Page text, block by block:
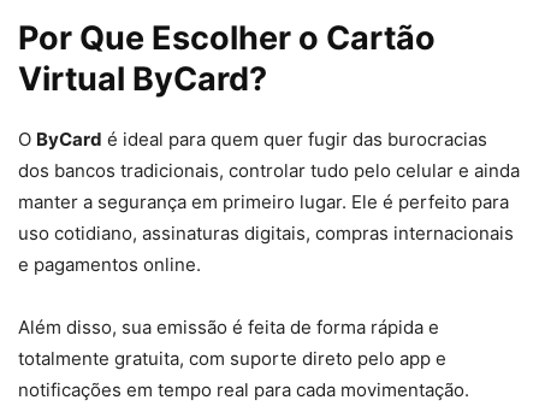
Por Que Escolher o Cartão
Virtual ByCard?
O ByCard é ideal para quem quer fugir das burocracias
dos bancos tradicionais, controlar tudo pelo celular e ainda
manter a segurança em primeiro lugar. Ele é perfeito para
uso cotidiano, assinaturas digitais, compras internacionais
e pagamentos online.
Além disso, sua emissão é feita de forma rápida e
totalmente gratuita, com suporte direto pelo app e
notificações em tempo real para cada movimentação.